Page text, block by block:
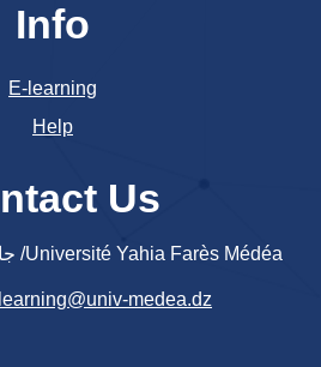
Info
E-learning
Help
Us
جامعة يحي فارس المدية /Université Yahia Farès Médéa
medea.dz